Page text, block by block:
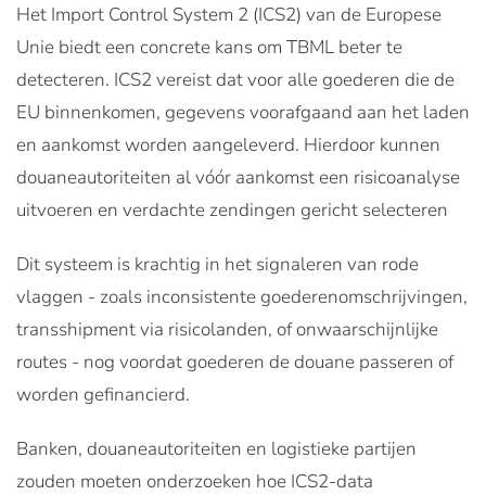
Het Import Control System 2 (ICS2) van de Europese
Unie biedt een concrete kans om TBML beter te
detecteren. ICS2 vereist dat voor alle goederen die de
EU binnenkomen, gegevens voorafgaand aan het laden
en aankomst worden aangeleverd. Hierdoor kunnen
douaneautoriteiten al vóór aankomst een risicoanalyse
uitvoeren en verdachte zendingen gericht selecteren
Dit systeem is krachtig in het signaleren van rode
vlaggen - zoals inconsistente goederenomschrijvingen,
transshipment via risicolanden, of onwaarschijnlijke
routes - nog voordat goederen de douane passeren of
worden gefinancierd.
Banken, douaneautoriteiten en logistieke partijen
zouden moeten onderzoeken hoe ICS2-data